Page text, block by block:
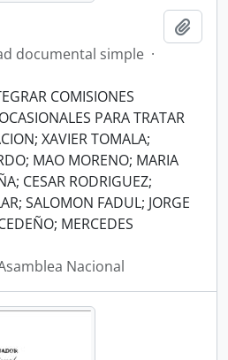
documental simple ·
COMISIONES
PARA TRATAR
XAVIER TOMALA;
MAO MORENO; MARIA
CESAR RODRIGUEZ;
SALOMON FADUL; JORGE
MERCEDES
Nacional